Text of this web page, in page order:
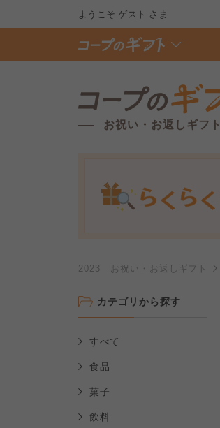
ようこそゲスト さま
お祝い・お返しギフト
2023 お祝い・お返しギフト
カテゴリから探す
すべて
食品
菓子
飲料